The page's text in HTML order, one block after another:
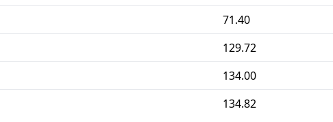
71.40
129.72
134.00
134.82